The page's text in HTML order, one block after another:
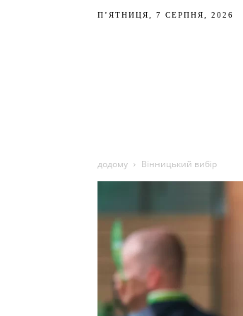
П’ЯТНИЦЯ, 7 СЕРПНЯ, 2026
додому Вінницький вибір